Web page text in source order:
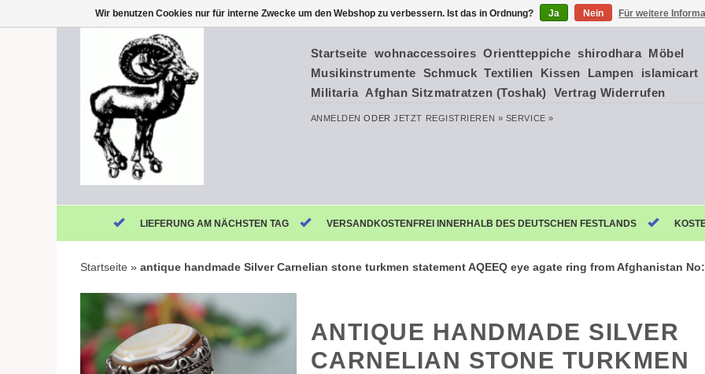
Startseite wohnaccessoires Orientteppiche shirodhara Möbel
Musikinstrumente Schmuck Textilien Kissen Lampen
islamicart
Militaria Afghan Sitzmatratzen (Toshak) Vertrag Widerrufen
ANMELDEN ODERJETZT REGISTRIEREN » SERVICE »
LIEFERUNG AM NÄCHSTEN TAG VERSANDKOSTENFREI INNERHALB DES DEUTSCHEN FESTLANDS
Startseite » antique handmade Silver Carnelian stone turkmen statement AQEEQ eye agate ring from Afghanistan
ANTIQUE HANDMADE SILVER
CARNELIAN STONE TURKMEN
Wir benutzen Cookies nur für interne Zwecke um den Webshop zu verbessern. Ist das in Ordnung? Ja Nein Für weitere